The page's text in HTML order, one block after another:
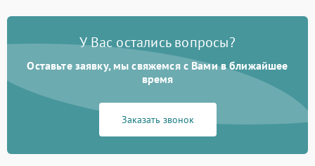
У Вас остались вопросы?
Оставьте заявку, мы свяжемся с Вами в ближайшее
время
Заказать звонок